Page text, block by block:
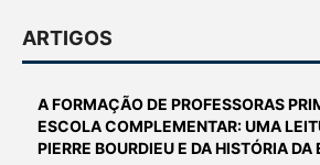
ARTIGOS
A FORMAÇÃO DE PROFESSORAS
ESCOLA COMPLEMENTAR: UMA
PIERRE BOURDIEU E DA HISTÓRIA